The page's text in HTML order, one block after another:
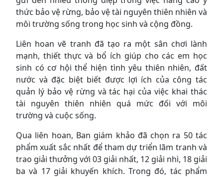
thức bảo vệ rừng, bảo vệ tài nguyên thiên nhiên và
môi trường sống trong học sinh và cộng đồng.
Liên hoan vẽ tranh đã tạo ra một sân chơi lành
mạnh, thiết thực và bổ ích giúp cho các em học
sinh có cơ hội thể hiện tình yêu thiên nhiên, đất
nước và đặc biệt biết được lợi ích của công tác
quản lý bảo vệ rừng và tác hại của việc khai thác
tài nguyên thiên nhiên quá mức đối với môi
trường và cuộc sống.
Qua liên hoan, Ban giám khảo đã chọn ra 50 tác
phẩm xuất sắc nhất để tham dự triển lãm tranh và
trao giải thưởng với 03 giải nhất, 12 giải nhì, 18 giải
ba và 17 giải khuyến khích. Trong đó, tác phẩm